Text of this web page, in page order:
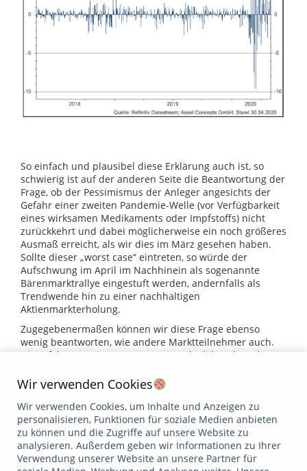
So einfach und plausibel diese Erklärung auch ist, so
schwierig ist auf der anderen Seite die Beantwortung der
Frage, ob der Pessimismus der Anleger angesichts der
Gefahr einer zweiten Pandemie-Welle (vor Verfügbarkeit
eines wirksamen Medikaments oder Impfstoffs) nicht
zurückkehrt und dabei möglicherweise ein noch größeres
Ausmaß erreicht, als wir dies im März gesehen haben.
Sollte dieser „worst case“ eintreten, so würde der
Aufschwung im April im Nachhinein als sogenannte
Bärenmarktrallye eingestuft werden, andernfalls als
Trendwende hin zu einer nachhaltigen
Aktienmarkterholung.
Zugegebenermaßen können wir diese Frage ebenso
wenig beantworten, wie andere Marktteilnehmer auch.
Die Erfahrung mit vergangenen Crashs lehrt aber, dass
eintreten würde, die Aktienmärkte mittel- bis langfristig
ihr Vorkrisenniveau wieder erreichen und die Anleger im
Rückblick selbst die jetzigen Kurse dann als gute, wenn
auch nicht als bestmögliche Einstiegsgelegenheit
betrachten werden.
Bleiben Sie weiterhin gesund!
Wir verwenden Cookies
Wir verwenden Cookies, um Inhalte und Anzeigen zu
personalisieren, Funktionen für soziale Medien anbieten
zu können und die Zugriffe auf unsere Website zu
analysieren. Außerdem geben wir Informationen zu Ihrer
Verwendung unserer Website an unsere Partner für